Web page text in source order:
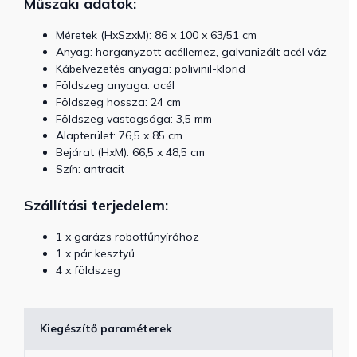
Méretek (HxSzxM): 86 x 100 x 63/51 cm
Anyag: horganyzott acéllemez, galvanizált acél váz
Kábelvezetés anyaga: polivinil-klorid
Földszeg anyaga: acél
Földszeg hossza: 24 cm
Földszeg vastagsága: 3,5 mm
Alapterület: 76,5 x 85 cm
Bejárat (HxM): 66,5 x 48,5 cm
Szín: antracit
Szállítási terjedelem:
1 x garázs robotfűnyíróhoz
1 x pár kesztyű
4 x földszeg
Kiegészítő paraméterek